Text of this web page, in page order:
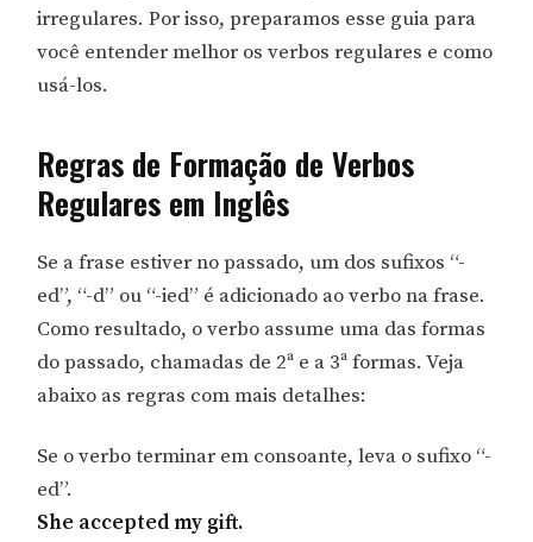
irregulares. Por isso, preparamos esse guia para
você entender melhor os verbos regulares e como
usá-los.
Regras de Formação de Verbos
Regulares em Inglês
Se a frase estiver no passado, um dos sufixos “-
ed”, “-d” ou “-ied” é adicionado ao verbo na frase.
Como resultado, o verbo assume uma das formas
do passado, chamadas de 2ª e a 3ª formas. Veja
abaixo as regras com mais detalhes:
Se o verbo terminar em consoante, leva o sufixo “-
ed”.
She accepted my gift.